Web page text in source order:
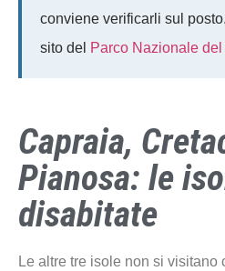
conviene verificarli sul
sito del Parco Nazionale
Capraia,
Pianosa: le
disabitate
Le altre tre isole non si visitano